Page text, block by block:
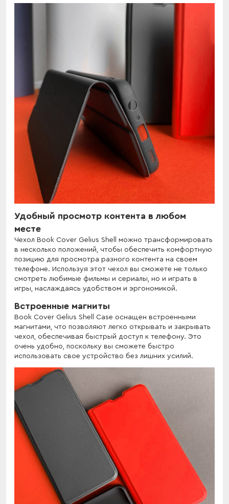
Удобный просмотр контента в любом
месте
Чехол Book Cover Gelius Shell можно трансформировать
в несколько положений, чтобы обеспечить комфортную
позицию для просмотра разного контента на своем
телефоне. Используя этот чехол вы сможете не только
смотреть любимые фильмы и сериалы, но и играть в
игры, наслаждаясь удобством и эргономикой.
Встроенные магниты
Book Cover Gelius Shell Case оснащен встроенными
магнитами, что позволяют легко открывать и закрывать
чехол, обеспечивая быстрый доступ к телефону. Это
очень удобно, поскольку вы сможете быстро
использовать свое устройство без лишних усилий.